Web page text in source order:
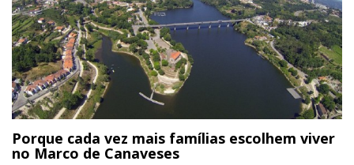
Porque cada vez mais famílias escolhem viver
no Marco de Canaveses